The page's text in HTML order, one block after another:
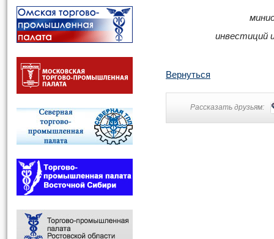
инвестиций
Вернуться
Рассказать друзьям: